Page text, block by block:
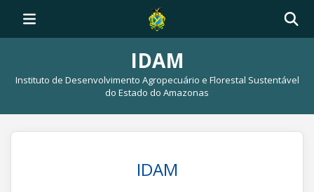
IDAM
Instituto de Desenvolvimento Agropecuário e Florestal Sustentável
do Estado do Amazonas
IDAM